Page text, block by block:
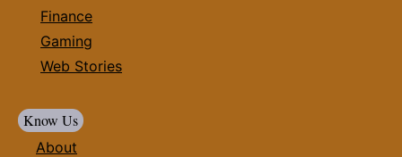
Finance
Gaming
Web Stories
Know Us
About